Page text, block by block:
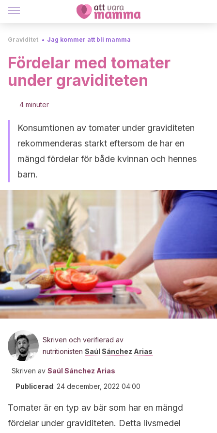
Graviditet Jag kommer att bli mamma
Fördelar med tomater
under graviditeten
4 minuter
Konsumtionen av tomater under graviditeten
rekommenderas starkt eftersom de har en
mängd fördelar för både kvinnan och hennes
barn.
Skriven och verifierad av
nutritionisten Saúl Sánchez Arias
Skriven av Saúl Sánchez Arias
Publicerad: 24 december, 2022 04:00
Tomater är en typ av bär som har en mängd
fördelar under graviditeten. Detta livsmedel